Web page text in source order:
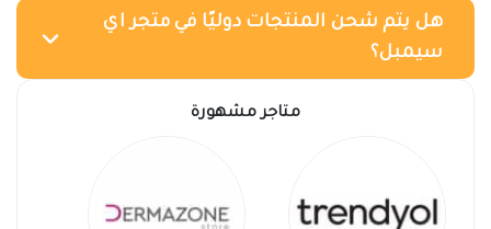
هل يتم شحن المنتجات دوليًا في متجر اي
سيمبل؟
متاجر مشهورة